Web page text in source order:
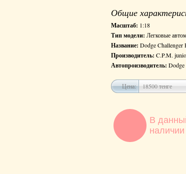
Общие
Масштаб: 1:18
Тип модели: Легковые
Название: Dodge Challenger
Производитель: C.P.M.
Автопроизводитель: Dodge
Цена: 18500 тенге
В
наличии